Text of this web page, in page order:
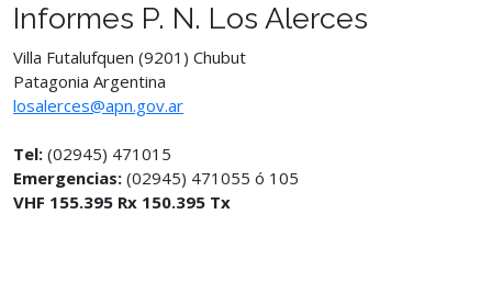
Informes P. N. Los Alerces
Villa Futalufquen (9201) Chubut
Patagonia Argentina
losalerces@apn.gov.ar
Tel: (02945) 471015
Emergencias: (02945) 471055 ó 105
VHF 155.395 Rx 150.395 Tx